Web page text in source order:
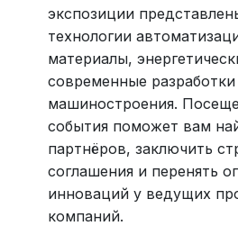
экспозиции
технологии
материалы,
современные разработки
машиностроения.
события поможет вам
партнёров, заключить
соглашения и перенять
инноваций у ведущих
компаний.